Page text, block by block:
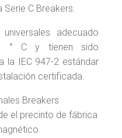
Serie C Breakers.
adecuado
° C y tienen sido
la IEC 947-2 estándar
certificada.
Breakers
el precinto de fábrica